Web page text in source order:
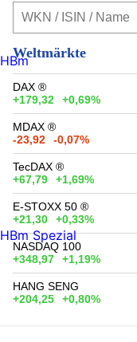
Weltmärkte
DAX ®
+179,32
+0,69%
MDAX ®
-23,92
-0,07%
TecDAX ®
+67,79
+1,69%
E-STOXX 50 ®
+21,30
+0,33%
NASDAQ 100
+348,97
+1,19%
HANG SENG
+204,25
+0,80%
HBm
HBm Spezial